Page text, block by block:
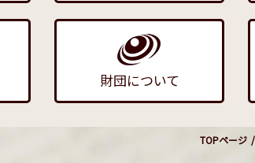
財団について
TOPページ